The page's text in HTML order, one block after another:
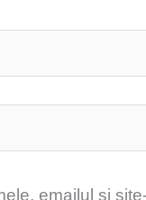
emailul și